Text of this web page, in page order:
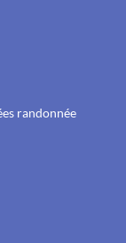
randonnée